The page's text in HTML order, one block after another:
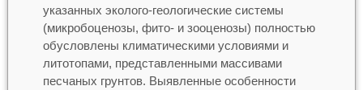
указанных эколого-геологические системы
(микробоценозы, фито- и зооценозы) полностью
обусловлены климатическими условиями и
литотопами, представленными массивами
песчаных грунтов. Выявленные особенности